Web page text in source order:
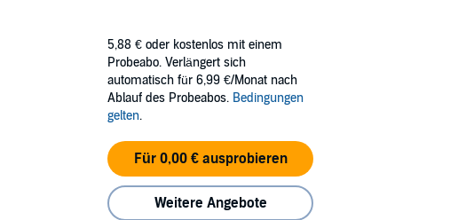
5,88 € oder kostenlos mit einem
Probeabo. Verlängert sich
automatisch für 6,99 €/Monat nach
Ablauf des Probeabos. Bedingungen
gelten.
Für 0,00 € ausprobieren
Weitere Angebote